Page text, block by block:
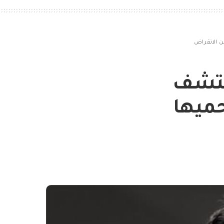
الانقراض